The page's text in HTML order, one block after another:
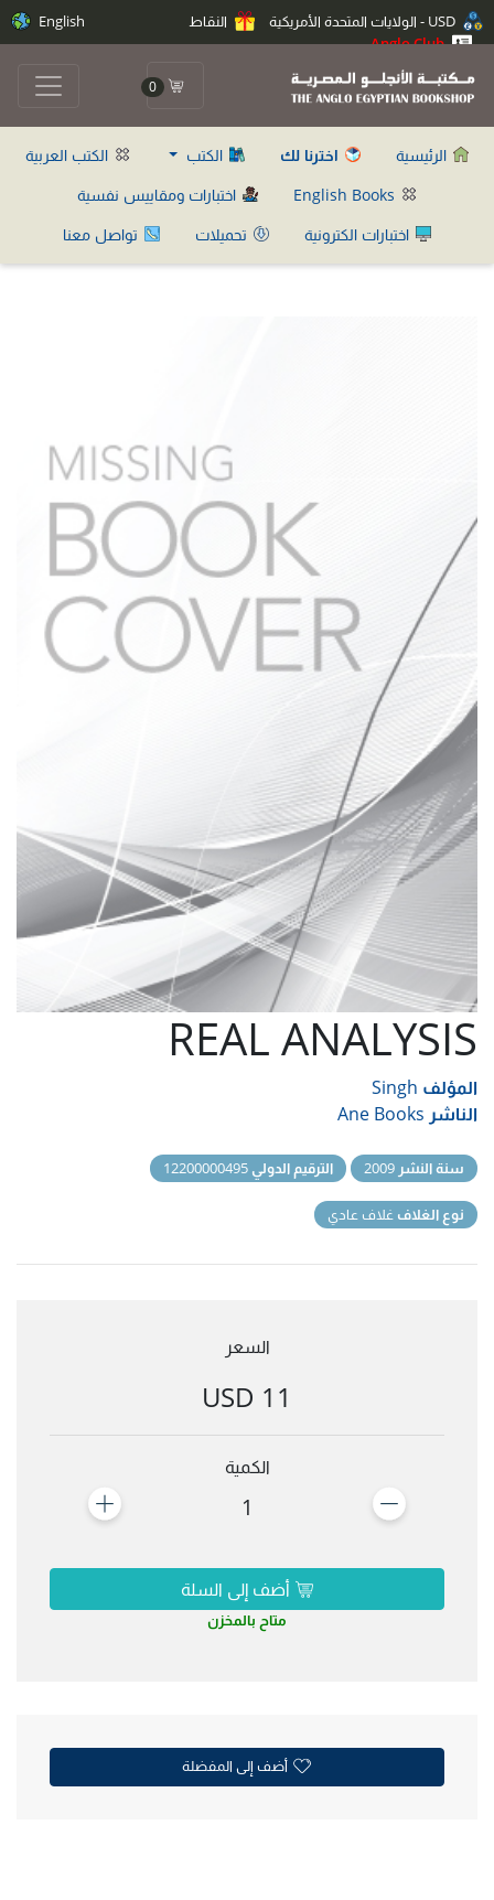
النقاط
Anglo Club
English
0
الرئيسية اخترنا لك الكتب
الكتب العربية
اختبارات ومقاييس نفسية
اختبارات الكترونية
تحميلات تواصل معنا
REAL ANALYSIS
المؤلف Singh
الناشر Ane Books
سنة النشر الترقيم الدولي
نوع الغلاف غلاف عادي
السعر
11 USD
الكمية
1
أضف إلى السلة
متاح بالمخزن
أضف إلى المفضلة